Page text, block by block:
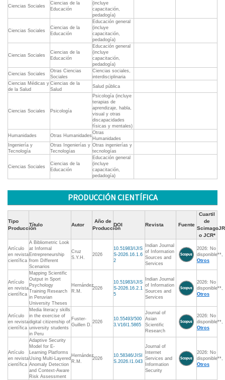
Ciencias Sociales
Ciencias de la
Educación
(incluye
capacitación,
pedadogía)
Ciencias Sociales
Ciencias de la
Educación
Educación general
(incluye
capacitación,
pedadogía)
Ciencias Sociales
Ciencias de la
Educación
Educación general
(incluye
capacitación,
pedadogía)
Ciencias Sociales
Otras Ciencias
Sociales
Ciencias sociales,
interdisciplinaria
Ciencias Médicas y
de la Salud
Ciencias de la
Salud
Salud pública
Ciencias Sociales Psicología
Psicología (incluye
terapias de
aprendizaje, habla,
visual y otras
discapacidades
físicas y mentales)
Humanidades
Otras Humanidades
Otras
Humanidades
Ingeniería y
Tecnología
Otras Ingenierías y
Tecnologías
Otras ingenierías y
tecnologías
Ciencias Sociales
Ciencias de la
Educación
Educación general
(incluye
capacitación,
pedadogía)
PRODUCCIÓN CIENTÍFICA
Tipo
Producción
Título Autor
Año de
Producción
DOI Revista Fuente
Cuartil
de
ScimagoJR
o JCR*
Artículo
en revista
científica
A Bibliometric Look
at Informal
Entrepreneurship
from Different
Scenarios
Cruz
S.Y.H.
2026
10.51983/IJIS
S-2026.16.1.6
2
Indian Journal
of Information
Sources and
Services
2026: No
disponible**,
Otros
Artículo
en revista
científica
Mapping Scientific
Output in Sport
Psychology
Training Research
in Peruvian
University Theses
Hernández
R.M.
2026
10.51983/IJIS
S-2026.16.2.1
5
Indian Journal
of Information
Sources and
Services
2026: No
disponible**,
Otros
Artículo
en revista
científica
Media literacy skills
in the exercise of
digital citizenship of
university students
in Peru
Fuster-
Guillen D.
2026
10.55493/500
3.V16I1.5865
Journal of
Asian
Scientific
Research
2026: No
disponible**,
Otros
Artículo
en revista
científica
Adaptive Security
Model for E-
Learning Platforms
Using Multi-Layered
Anomaly Detection
and Context-Aware
Risk Assessment
Hernández
R.M.
2026
10.58346/JISI
S.2026.I1.043
Journal of
Internet
Services and
Information
Security
2026: No
disponible**,
Otros